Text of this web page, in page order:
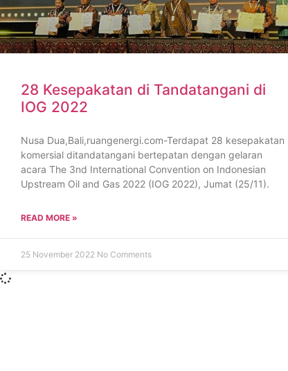
28 Kesepakatan di Tandatangani di
IOG 2022
Nusa Dua,Bali,ruangenergi.com-Terdapat 28 kesepakatan
komersial ditandatangani bertepatan dengan gelaran
acara The 3nd International Convention on Indonesian
Upstream Oil and Gas 2022 (IOG 2022), Jumat (25/11).
READ MORE »
25 November 2022 No Comments